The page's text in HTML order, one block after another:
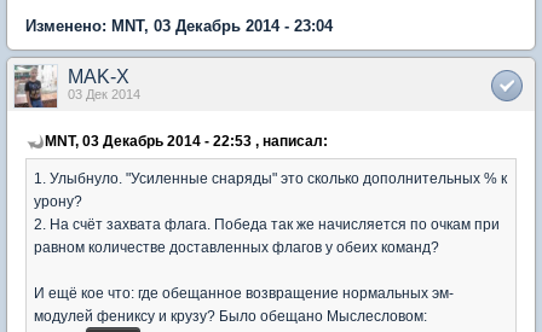
Изменено: MNT, 03 Декабрь 2014 - 23:04
MAK-X
03 Дек 2014
MNT, 03 Декабрь 2014 - 22:53 , написал:
1. Улыбнуло. "Усиленные снаряды" это сколько дополнительных % к
урону?
2. На счёт захвата флага. Победа так же начисляется по очкам при
равном количестве доставленных флагов у обеих команд?
И ещё кое что: где обещанное возвращение нормальных эм-
модулей фениксу и крузу? Было обещано Мыслесловом: